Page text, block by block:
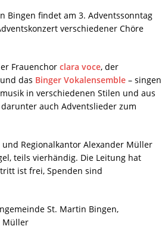
an der Töpferscheibe in Schifferstadt
Bingen findet am 3. Adventssonntag
verschiedener Chöre
Frauenchor clara voce, der
und das Binger Vokalensemble – singen
in verschiedenen Stilen und aus
auch Adventslieder zum
und Regionalkantor Alexander Müller
teils vierhändig. Die Leitung hat
ist frei, Spenden sind
St. Martin Bingen,
Müller